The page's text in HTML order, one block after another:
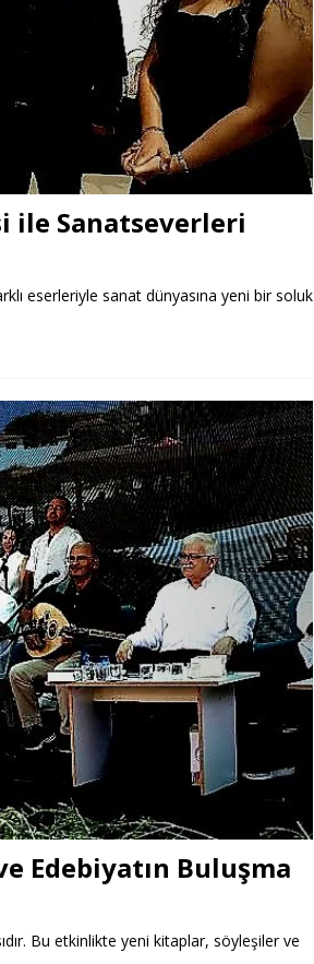
ile Sanatseverleri
eserleriyle sanat dünyasına yeni bir soluk
Edebiyatın Buluşma
Bu etkinlikte yeni kitaplar, söyleşiler ve